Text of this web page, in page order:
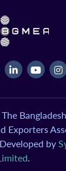
Exporters
by
.